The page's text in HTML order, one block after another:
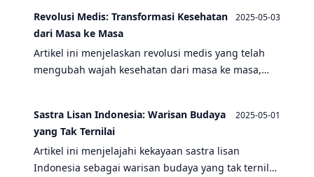
area, Peristiwa Bandung Lautan Api, dan lainnya.
Revolusi Medis: Transformasi Kesehatan
dari Masa ke Masa
2025-05-03
Artikel ini menjelaskan revolusi medis yang telah
mengubah wajah kesehatan dari masa ke masa,
Sastra Lisan Indonesia: Warisan Budaya
yang Tak Ternilai
2025-05-01
Artikel ini menjelajahi kekayaan sastra lisan
Indonesia sebagai warisan budaya yang tak ternilai,